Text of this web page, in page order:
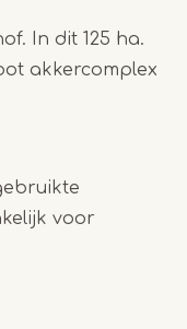
In dit 125 ha.
akkercomplex
voor